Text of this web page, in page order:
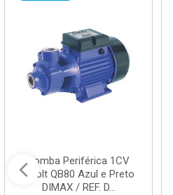
Bomba Periférica 1CV
Bivolt QB80 Azul e Preto
DIMAX / REF. D...